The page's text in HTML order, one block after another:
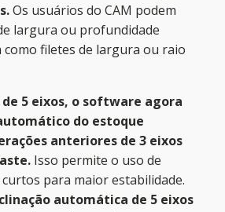
Os usuários do CAM podem
largura ou profundidade
como filetes de largura ou raio
5 eixos, o software agora
do estoque
anteriores de 3 eixos
Isso permite o uso de
para maior estabilidade.
automática de 5 eixos